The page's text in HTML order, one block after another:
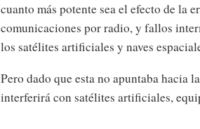
cuanto más potente sea el efecto de la
comunicaciones por radio, y fallos
los satélites artificiales y naves
Pero dado que esta no apuntaba hacia
interferirá con satélites artificiales,